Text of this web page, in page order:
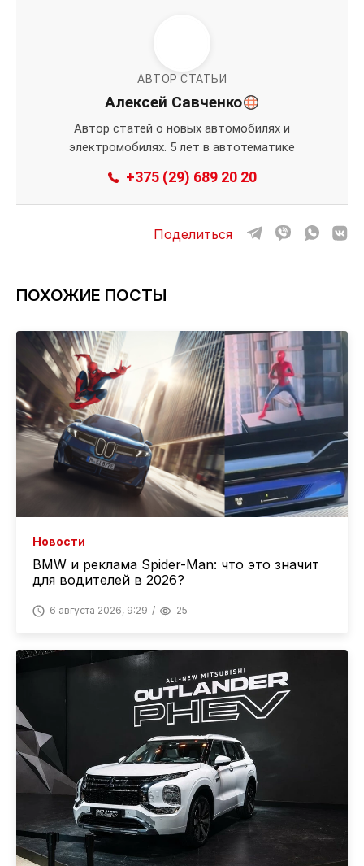
АВТОР СТАТЬИ
Алексей Савченко
Автор статей о новых автомобилях и
электромобилях. 5 лет в автотематике
+375 (29) 689 20 20
Поделиться
ПОХОЖИЕ ПОСТЫ
Новости
BMW и реклама Spider-Man: что это значит
для водителей в 2026?
6 августа 2026, 9:29 25